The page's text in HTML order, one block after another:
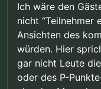
Ich wäre den
nicht “Teilnehmer
Ansichten des
würden. Hier
gar nicht Leute
oder des P-